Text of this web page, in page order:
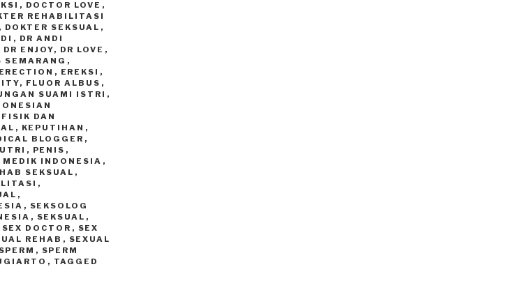
, DOCTOR LOVE ,
REHABILITASI
, DOKTER SEKSUAL ,
, DR ANDI
DR ENJOY, DR LOVE ,
SEMARANG ,
ERECTION , EREKSI ,
, FLUOR ALBUS ,
SUAMI ISTRI ,
DAN
, KEPUTIHAN ,
BLOGGER ,
, PENIS ,
MEDIK INDONESIA ,
SEKSUAL ,
,
,
, SEKSOLOG
, SEKSUAL ,
SEX DOCTOR , SEX
REHAB , SEXUAL
SPERM , SPERM
, TAGGED